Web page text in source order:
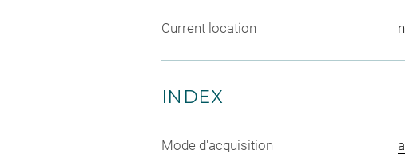
Current location
INDEX
Mode d'acquisition